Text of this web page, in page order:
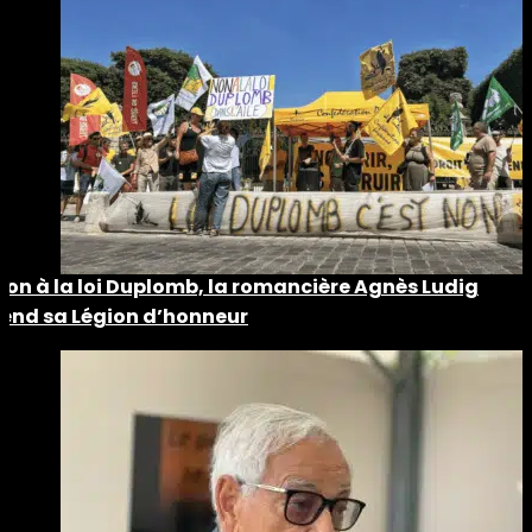
à la loi Duplomb, la romancière Agnès Ludig
sa Légion d’honneur